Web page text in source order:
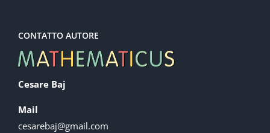
CONTATTO AUTORE
Cesare Baj
Mail
cesarebaj@gmail.com